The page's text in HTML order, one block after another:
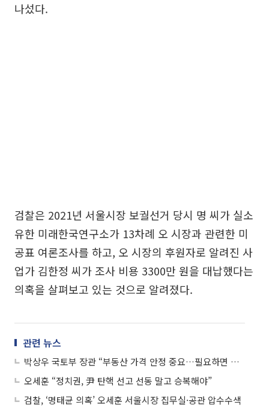
나섰다.
검찰은 2021년 서울시장 보궐선거 당시 명 씨가 실소
유한 미래한국연구소가 13차례 오 시장과 관련한 미
공표 여론조사를 하고, 오 시장의 후원자로 알려진 사
업가 김한정 씨가 조사 비용 3300만 원을 대납했다는
의혹을 살펴보고 있는 것으로 알려졌다.
관련 뉴스
박상우 국토부 장관 “부동산 가격 안정 중요…필요하면 토허제 확대 지정”
오세훈 “정치권, 尹 탄핵 선고 선동 말고 승복해야”
검찰, ‘명태균 의혹’ 오세훈 서울시장 집무실·공관 압수수색